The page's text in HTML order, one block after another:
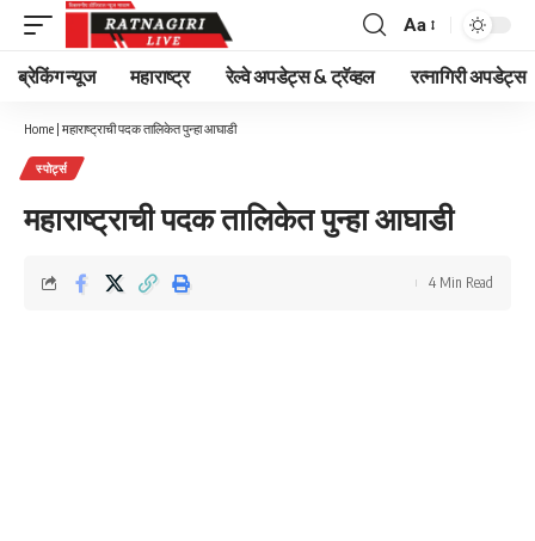
Font
Resizer
Aa
ब्रेकिंग न्यूज महाराष्ट्र रेल्वे अपडेट्स & ट्रॅव्हल रत्नागिरी अपडेट्स
Home | महाराष्ट्राची पदक तालिकेत पुन्हा आघाडी
स्पोर्ट्स
महाराष्ट्राची पदक तालिकेत पुन्हा आघाडी
4 Min Read